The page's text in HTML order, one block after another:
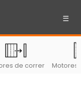
☰
de correr Motores